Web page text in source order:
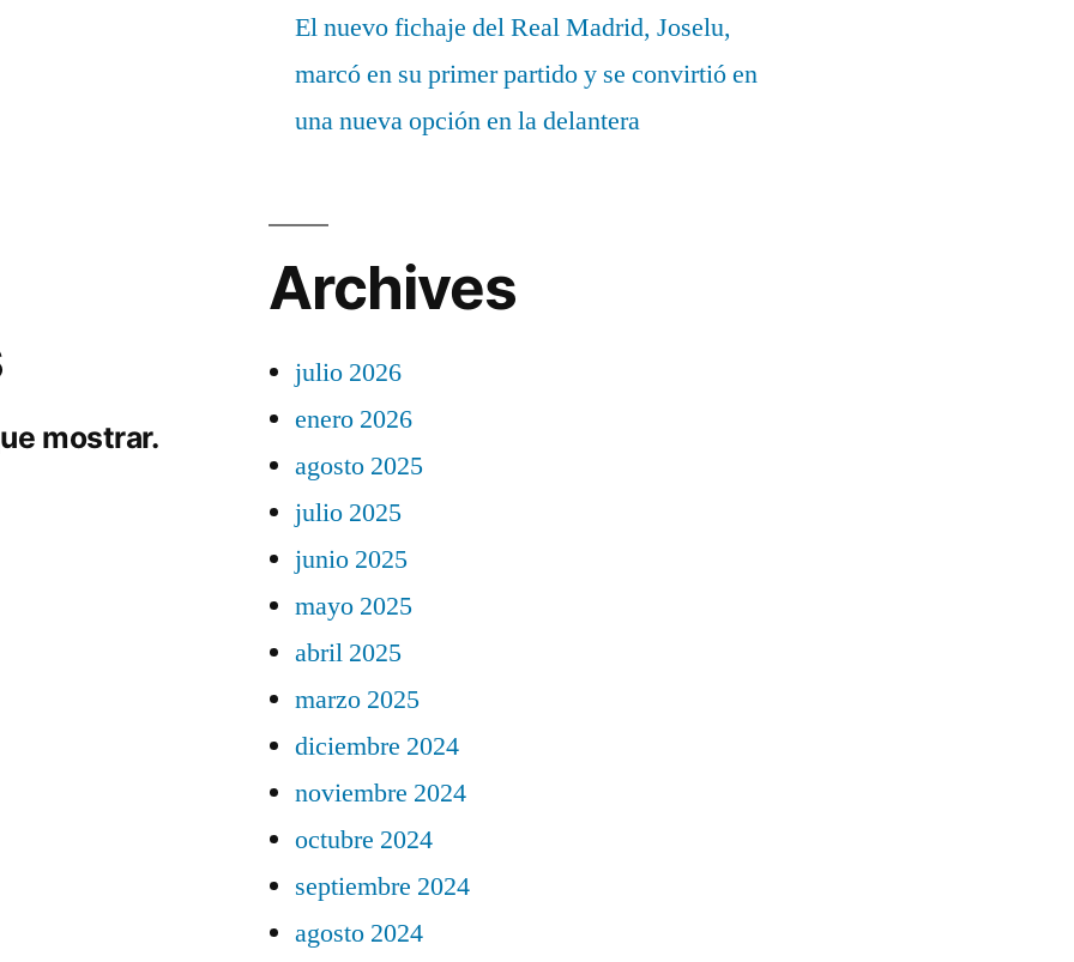
El nuevo fichaje del Real Madrid, Joselu,
marcó en su primer partido y se convirtió en
una nueva opción en la delantera
mostrar.
Archives
julio 2026
enero 2026
agosto 2025
julio 2025
junio 2025
mayo 2025
abril 2025
marzo 2025
diciembre 2024
noviembre 2024
octubre 2024
septiembre 2024
agosto 2024